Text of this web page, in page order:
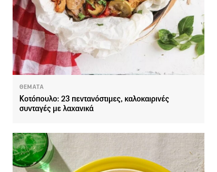
ΘΕΜΑΤΑ
Κοτόπουλο: 23 πεντανόστιμες, καλοκαιρινές
συνταγές με λαχανικά